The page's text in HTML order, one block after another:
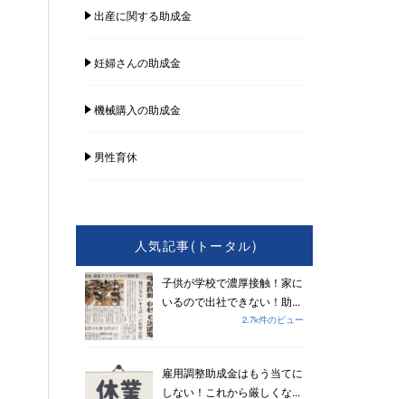
出産に関する助成金
妊婦さんの助成金
機械購入の助成金
男性育休
人気記事(トータル)
子供が学校で濃厚接触！家に
いるので出社できない！助...
2.7k件のビュー
雇用調整助成金はもう当てに
しない！これから厳しくな...